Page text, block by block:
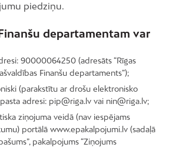
piedziņu.
departamentam var
90000064250 (adresāts “Rīgas
Finanšu departaments”);
(parakstītu ar drošu elektronisko
adresi: pip@riga.lv vai nin@riga.lv;
ziņojuma veidā (nav iespējams
portālā www.epakalpojumi.lv (sadaļā
pakalpojums “Ziņojums